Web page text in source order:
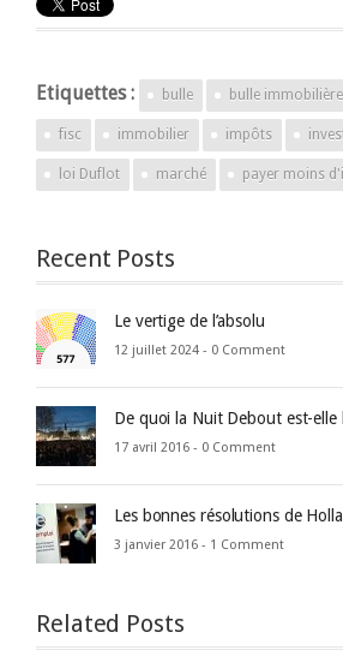
Etiquettes : bulle bulle immobilière
fisc immobilier impôts
loi Duflot marché payer moins
Recent Posts
Le vertige de l’absolu
12 juillet 2024 - 0 Comment
De quoi la Nuit Debout est-elle
17 avril 2016 - 0 Comment
Les bonnes résolutions de
3 janvier 2016 - 1 Comment
Related Posts